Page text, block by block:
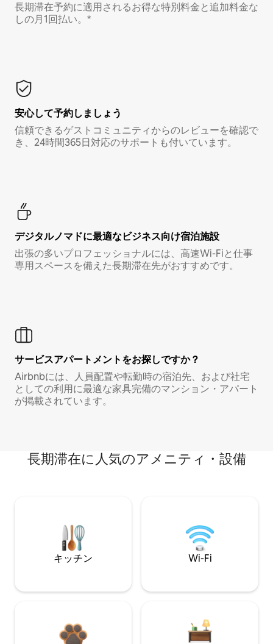
長期滞在予約に適用されるお得な特別料金と追加料金な
しの月1回払い。*
安心して予約しましょう
信頼できるゲストコミュニティからのレビューを確認で
き、24時間365日対応のサポートも付いています。
デジタルノマド⁠に最⁠適⁠なビ⁠ジ⁠ネ⁠ス⁠向⁠け宿⁠泊⁠施⁠設
出張の多いプロフェッショナルには、高速Wi-Fiと仕事
専用スペースを備えた長期滞在先がおすすめです。
サービスアパートメントをお探しですか？
Airbnbには、人員配置や転勤時の宿泊先、および社宅
としての利用に最適な家具完備のマンション・アパート
が掲載されています。
長期滞在に人気のアメニティ・設備
キッチン Wi-Fi